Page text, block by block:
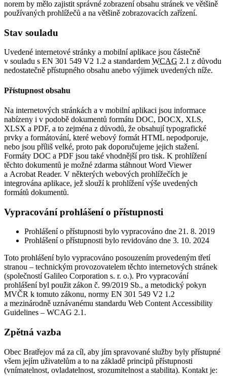
norem by mělo zajistit správné zobrazení obsahu stránek ve většině
používaných prohlížečů a na většině zobrazovacích zařízení.
Stav souladu
Uvedené internetové stránky a mobilní aplikace jsou částečně
v souladu s EN 301 549 V2 1.2 a standardem WCAG 2.1 z důvodu
nedostatečně přístupného obsahu anebo výjimek uvedených níže.
Přístupnost obsahu
Na internetových stránkách a v mobilní aplikaci jsou informace
nabízeny i v podobě dokumentů formátu DOC, DOCX, XLS,
XLSX a PDF, a to zejména z důvodů, že obsahují typografické
prvky a formátování, které webový formát HTML nepodporuje,
nebo jsou příliš velké, proto pak doporučujeme jejich stažení.
Formáty DOC a PDF jsou také vhodnější pro tisk. K prohlížení
těchto dokumentů je možné zdarma stáhnout Word Viewer
a Acrobat Reader. V některých webových prohlížečích je
integrována aplikace, jež slouží k prohlížení výše uvedených
formátů dokumentů.
Vypracování prohlášení o přístupnosti
Prohlášení o přístupnosti bylo vypracováno dne 21. 8. 2019
Prohlášení o přístupnosti bylo revidováno dne 3. 10. 2024
Toto prohlášení bylo vypracováno posouzením provedeným třetí
stranou – technickým provozovatelem těchto internetových stránek
(společností Galileo Corporation s. r. o.). Pro vypracování
prohlášení byl použit zákon č. 99/2019 Sb., a metodický pokyn
MVČR k tomuto zákonu, normy EN 301 549 V2 1.2
a mezinárodně uznávanému standardu Web Content Accessibility
Guidelines – WCAG 2.1.
Zpětná vazba
Obec Bratřejov má za cíl, aby jím spravované služby byly přístupné
všem jejím uživatelům a to na základě principů přístupnosti
(vnímatelnost, ovladatelnost, srozumitelnost a stabilita). Kontakt je: